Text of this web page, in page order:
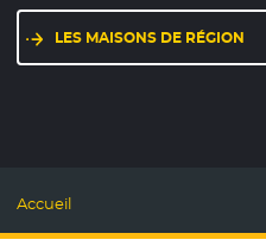
LES MAISONS DE RÉGION
Accueil
Mentions légales